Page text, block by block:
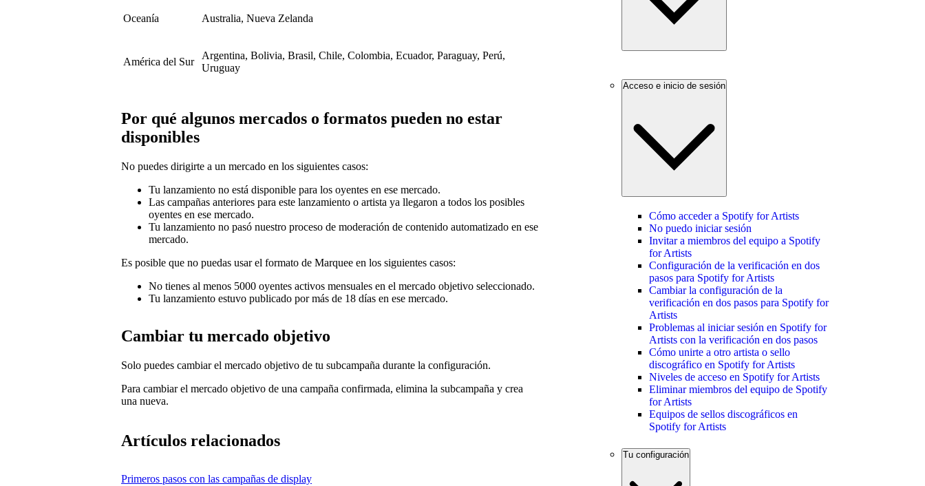
Oceanía Australia, Nueva Zelanda
América del Sur
Argentina, Bolivia, Brasil, Chile, Colombia, Ecuador, Paraguay, Perú,
Uruguay
Por qué algunos mercados o formatos pueden no estar
disponibles
No puedes dirigirte a un mercado en los siguientes casos:
Tu lanzamiento no está disponible para los oyentes en ese mercado.
Las campañas anteriores para este lanzamiento o artista ya llegaron a todos los posibles
oyentes en ese mercado.
Tu lanzamiento no pasó nuestro proceso de moderación de contenido automatizado en ese
mercado.
Es posible que no puedas usar el formato de Marquee en los siguientes casos:
No tienes al menos 5000 oyentes activos mensuales en el mercado objetivo seleccionado.
Tu lanzamiento estuvo publicado por más de 18 días en ese mercado.
Cambiar tu mercado objetivo
Solo puedes cambiar el mercado objetivo de tu subcampaña durante la configuración.
Para cambiar el mercado objetivo de una campaña confirmada, elimina la subcampaña y crea
una nueva.
Artículos relacionados
Primeros pasos con las campañas de display
Acceso e inicio de sesión
Cómo acceder a Spotify for Artists
No puedo iniciar sesión
Invitar a miembros del equipo a Spotify
for Artists
Configuración de la verificación en dos
pasos para Spotify for Artists
Cambiar la configuración de la
verificación en dos pasos para Spotify for
Artists
Problemas al iniciar sesión en Spotify for
Artists con la verificación en dos pasos
Cómo unirte a otro artista o sello
discográfico en Spotify for Artists
Niveles de acceso en Spotify for Artists
Eliminar miembros del equipo de Spotify
for Artists
Equipos de sellos discográficos en
Spotify for Artists
Tu configuración